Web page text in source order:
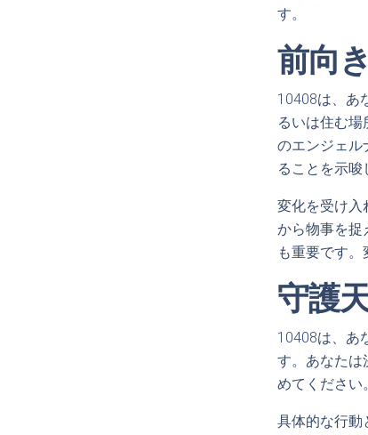
す。
前向
10408は、あ
るいは住む
のエンジェル
ることを示唆
変化を受け入
から物事を捉
も重要です。
守護
10408は、あ
す。あなたは
めてください
具体的な行動